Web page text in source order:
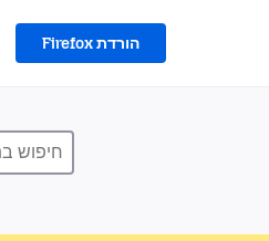
הורדת Firefox